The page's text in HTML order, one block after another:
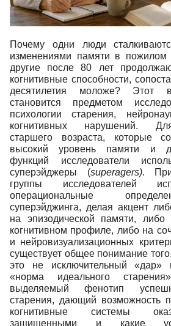
Почему одни люди
изменениями памяти в пожилом
другие после 80 лет
когнитивные способности,
десятилетия моложе? Этот
становится предметом
психологии старения,
когнитивных нарушений.
старшего возраста, которые
высокий уровень памяти и
функций исследователи
суперэйджеры (superagers).
группы исследователей
операциональные
суперэйджинга, делая акцент
на эпизодической памяти,
когнитивном профиле, либо на
и нейровизуализационных
существует общее понимание
это не исключительный «дар»
«норма идеального
выделяемый фенотип
старения, дающий возможность
когнитивные системы
защищенными и какие